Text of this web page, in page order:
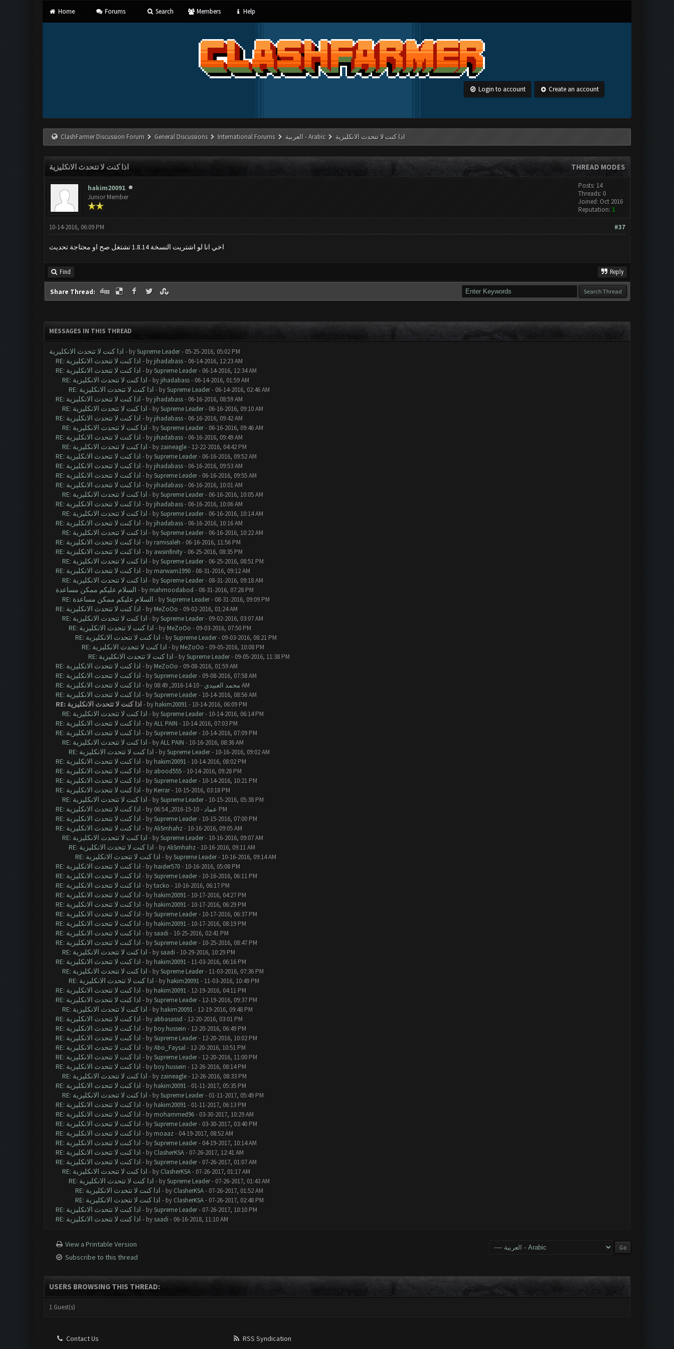
Home Forums Search Members Help
Login to account Create an account
ClashFarmer Discussion Forum General Discussions International Forums العربية - Arabic اذا كنت لا تتحدث الانكليزية
THREAD MODES اذا كنت لا تتحدث الانكليزية
hakim20091
Junior Member
Posts: 14
Threads: 0
Joined: Oct 2016
Reputation: 1
#37
10-14-2016, 06:09 PM
اخي انا لو اشتريت النسخة 1.8.14 تشتغل صح او محتاجة تحديث
Find Reply
Share Thread:
MESSAGES IN THIS THREAD
اذا كنت لا تتحدث الانكليزية - bySupreme Leader- 05-25-2016, 05:02 PM
RE: اذا كنت لا تتحدث الانكليزية - by jihadabass- 06-14-2016, 12:23 AM
RE: اذا كنت لا تتحدث الانكليزية - bySupreme Leader- 06-14-2016, 12:34 AM
RE: اذا كنت لا تتحدث الانكليزية - by jihadabass- 06-14-2016, 01:59 AM
RE: اذا كنت لا تتحدث الانكليزية - bySupreme Leader- 06-14-2016, 02:46 AM
RE: اذا كنت لا تتحدث الانكليزية - by jihadabass- 06-16-2016, 08:59 AM
RE: اذا كنت لا تتحدث الانكليزية - bySupreme Leader- 06-16-2016, 09:10 AM
RE: اذا كنت لا تتحدث الانكليزية - by jihadabass- 06-16-2016, 09:42 AM
RE: اذا كنت لا تتحدث الانكليزية - bySupreme Leader- 06-16-2016, 09:46 AM
RE: اذا كنت لا تتحدث الانكليزية - by jihadabass- 06-16-2016, 09:49 AM
RE: اذا كنت لا تتحدث الانكليزية - by zaineagle- 12-22-2016, 04:42 PM
RE: اذا كنت لا تتحدث الانكليزية - bySupreme Leader- 06-16-2016, 09:52 AM
RE: اذا كنت لا تتحدث الانكليزية - by jihadabass- 06-16-2016, 09:53 AM
RE: اذا كنت لا تتحدث الانكليزية - bySupreme Leader- 06-16-2016, 09:55 AM
RE: اذا كنت لا تتحدث الانكليزية - by jihadabass- 06-16-2016, 10:01 AM
RE: اذا كنت لا تتحدث الانكليزية - bySupreme Leader- 06-16-2016, 10:05 AM
RE: اذا كنت لا تتحدث الانكليزية - by jihadabass- 06-16-2016, 10:06 AM
RE: اذا كنت لا تتحدث الانكليزية - bySupreme Leader- 06-16-2016, 10:14 AM
RE: اذا كنت لا تتحدث الانكليزية - by jihadabass- 06-16-2016, 10:16 AM
RE: اذا كنت لا تتحدث الانكليزية - bySupreme Leader- 06-16-2016, 10:22 AM
RE: اذا كنت لا تتحدث الانكليزية - by ramisaleh - 06-16-2016, 11:56 PM
RE: اذا كنت لا تتحدث الانكليزية - by awsinfinity- 06-25-2016, 08:35 PM
RE: اذا كنت لا تتحدث الانكليزية - bySupreme Leader- 06-25-2016, 08:51 PM
RE: اذا كنت لا تتحدث الانكليزية - by marwam1990- 08-31-2016, 09:12 AM
RE: اذا كنت لا تتحدث الانكليزية - bySupreme Leader- 08-31-2016, 09:18 AM
السلام عليكم ممكن مساعدة - by mahmoodabod - 08-31-2016, 07:28 PM
RE: السلام عليكم ممكن مساعدة - bySupreme Leader- 08-31-2016, 09:09 PM
RE: اذا كنت لا تتحدث الانكليزية - by MeZoOo - 09-02-2016, 01:24 AM
RE: اذا كنت لا تتحدث الانكليزية - bySupreme Leader- 09-02-2016, 03:07 AM
RE: اذا كنت لا تتحدث الانكليزية - by MeZoOo - 09-03-2016, 07:50 PM
RE: اذا كنت لا تتحدث الانكليزية - bySupreme Leader- 09-03-2016, 08:21 PM
RE: اذا كنت لا تتحدث الانكليزية - by MeZoOo - 09-05-2016, 10:08 PM
RE: اذا كنت لا تتحدث الانكليزية - bySupreme Leader- 09-05-2016, 11:38 PM
RE: اذا كنت لا تتحدث الانكليزية - by MeZoOo - 09-08-2016, 01:59 AM
RE: اذا كنت لا تتحدث الانكليزية - bySupreme Leader- 09-08-2016, 07:58 AM
RE: اذا كنت لا تتحدث الانكليزية - by محمد العبيدي - 10-14-2016, 08:49 AM
RE: اذا كنت لا تتحدث الانكليزية - bySupreme Leader- 10-14-2016, 08:56 AM
RE: اذا كنت لا تتحدث الانكليزية - by hakim20091- 10-14-2016, 06:09 PM
RE: اذا كنت لا تتحدث الانكليزية - bySupreme Leader- 10-14-2016, 06:14 PM
RE: اذا كنت لا تتحدث الانكليزية - byALL PAIN - 10-14-2016, 07:03 PM
RE: اذا كنت لا تتحدث الانكليزية - bySupreme Leader- 10-14-2016, 07:09 PM
RE: اذا كنت لا تتحدث الانكليزية - byALL PAIN - 10-16-2016, 08:36 AM
RE: اذا كنت لا تتحدث الانكليزية - bySupreme Leader- 10-16-2016, 09:02 AM
RE: اذا كنت لا تتحدث الانكليزية - by hakim20091- 10-14-2016, 08:02 PM
RE: اذا كنت لا تتحدث الانكليزية - by abood555- 10-14-2016, 09:28 PM
RE: اذا كنت لا تتحدث الانكليزية - bySupreme Leader- 10-14-2016, 10:21 PM
RE: اذا كنت لا تتحدث الانكليزية - by Kerrar- 10-15-2016, 03:18 PM
RE: اذا كنت لا تتحدث الانكليزية - bySupreme Leader- 10-15-2016, 05:38 PM
RE: اذا كنت لا تتحدث الانكليزية - by عماد - 10-15-2016, 06:54 PM
RE: اذا كنت لا تتحدث الانكليزية - bySupreme Leader- 10-15-2016, 07:00 PM
RE: اذا كنت لا تتحدث الانكليزية - byAliSmhahz- 10-16-2016, 09:05 AM
RE: اذا كنت لا تتحدث الانكليزية - bySupreme Leader- 10-16-2016, 09:07 AM
RE: اذا كنت لا تتحدث الانكليزية - byAliSmhahz- 10-16-2016, 09:11 AM
RE: اذا كنت لا تتحدث الانكليزية - bySupreme Leader- 10-16-2016, 09:14 AM
RE: اذا كنت لا تتحدث الانكليزية - by haider570- 10-16-2016, 05:08 PM
RE: اذا كنت لا تتحدث الانكليزية - bySupreme Leader- 10-16-2016, 06:11 PM
RE: اذا كنت لا تتحدث الانكليزية - bytacko - 10-16-2016, 06:17 PM
RE: اذا كنت لا تتحدث الانكليزية - by hakim20091- 10-17-2016, 04:27 PM
RE: اذا كنت لا تتحدث الانكليزية - by hakim20091- 10-17-2016, 06:29 PM
RE: اذا كنت لا تتحدث الانكليزية - bySupreme Leader- 10-17-2016, 06:37 PM
RE: اذا كنت لا تتحدث الانكليزية - by hakim20091- 10-17-2016, 08:19 PM
RE: اذا كنت لا تتحدث الانكليزية - by saadi - 10-25-2016, 02:41 PM
RE: اذا كنت لا تتحدث الانكليزية - bySupreme Leader- 10-25-2016, 08:47 PM
RE: اذا كنت لا تتحدث الانكليزية - by saadi - 10-29-2016, 10:29 PM
RE: اذا كنت لا تتحدث الانكليزية - by hakim20091- 11-03-2016, 06:16 PM
RE: اذا كنت لا تتحدث الانكليزية - bySupreme Leader- 11-03-2016, 07:36 PM
RE: اذا كنت لا تتحدث الانكليزية - by hakim20091- 11-03-2016, 10:49 PM
RE: اذا كنت لا تتحدث الانكليزية - by hakim20091- 12-19-2016, 04:11 PM
RE: اذا كنت لا تتحدث الانكليزية - bySupreme Leader- 12-19-2016, 09:37 PM
RE: اذا كنت لا تتحدث الانكليزية - by hakim20091- 12-19-2016, 09:48 PM
RE: اذا كنت لا تتحدث الانكليزية - by abbasassd - 12-20-2016, 03:01 PM
RE: اذا كنت لا تتحدث الانكليزية - by boy.hussein - 12-20-2016, 06:49 PM
RE: اذا كنت لا تتحدث الانكليزية - bySupreme Leader- 12-20-2016, 10:02 PM
RE: اذا كنت لا تتحدث الانكليزية - byAbo_Faysal- 12-20-2016, 10:51 PM
RE: اذا كنت لا تتحدث الانكليزية - bySupreme Leader- 12-20-2016, 11:00 PM
RE: اذا كنت لا تتحدث الانكليزية - by boy.hussein - 12-26-2016, 08:14 PM
RE: اذا كنت لا تتحدث الانكليزية - by zaineagle- 12-26-2016, 08:33 PM
RE: اذا كنت لا تتحدث الانكليزية - by hakim20091- 01-11-2017, 05:35 PM
RE: اذا كنت لا تتحدث الانكليزية - bySupreme Leader- 01-11-2017, 05:49 PM
RE: اذا كنت لا تتحدث الانكليزية - by hakim20091- 01-11-2017, 06:13 PM
RE: اذا كنت لا تتحدث الانكليزية - by mohammed96- 03-30-2017, 10:29 AM
RE: اذا كنت لا تتحدث الانكليزية - bySupreme Leader- 03-30-2017, 03:40 PM
RE: اذا كنت لا تتحدث الانكليزية - by moaaz- 04-19-2017, 08:52 AM
RE: اذا كنت لا تتحدث الانكليزية - bySupreme Leader- 04-19-2017, 10:14 AM
RE: اذا كنت لا تتحدث الانكليزية - by ClasherKSA- 07-26-2017, 12:41 AM
RE: اذا كنت لا تتحدث الانكليزية - bySupreme Leader- 07-26-2017, 01:07 AM
RE: اذا كنت لا تتحدث الانكليزية - by ClasherKSA- 07-26-2017, 01:17 AM
RE: اذا كنت لا تتحدث الانكليزية - bySupreme Leader- 07-26-2017, 01:43 AM
RE: اذا كنت لا تتحدث الانكليزية - by ClasherKSA- 07-26-2017, 01:52 AM
RE: اذا كنت لا تتحدث الانكليزية - by ClasherKSA- 07-26-2017, 02:48 PM
RE: اذا كنت لا تتحدث الانكليزية - bySupreme Leader- 07-26-2017, 10:10 PM
RE: اذا كنت لا تتحدث الانكليزية - by saadi - 06-16-2018, 11:10 AM
View a Printable Version
Subscribe to this thread
USERS BROWSING THIS THREAD:
1 Guest(s)
Contact Us
RSS Syndication